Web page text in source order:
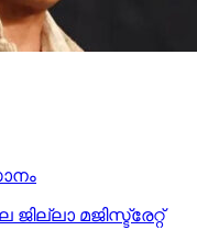
മജിസ്ട്രേറ്റ്